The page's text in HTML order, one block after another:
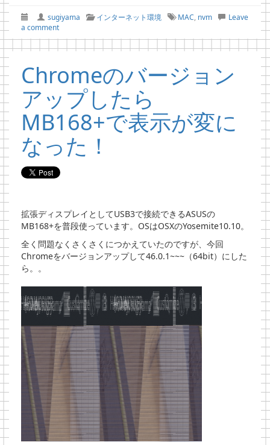
sugiyama インターネット環境 MAC, nvm
Leave
a comment
Chromeのバージョン
アップしたら
MB168+で表示が変に
なった！
拡張ディスプレイとしてUSB3で接続できるASUSの
MB168+を普段使っています。OSはOSXのYosemite10.10。
全く問題なくさくさくにつかえていたのですが、今回
Chromeをバージョンアップして46.0.1~~~（64bit）にした
ら。。